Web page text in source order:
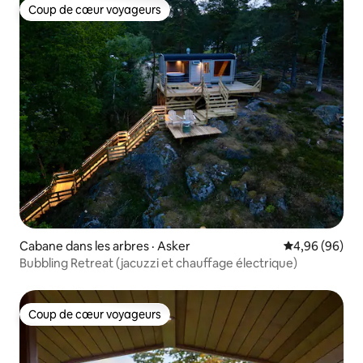
Coup de cœur voyageurs
Coup de cœur voyageurs
Cabane dans les arbres · Asker Note
4,96 (96)
Bubbling Retreat (jacuzzi et chauffage électrique)
Coup de cœur voyageurs
Coup de cœur voyageurs